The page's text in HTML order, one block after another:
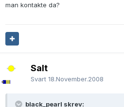
man kontakte da?
Salt
Svart 18.November.2008
black_pearl skrev: